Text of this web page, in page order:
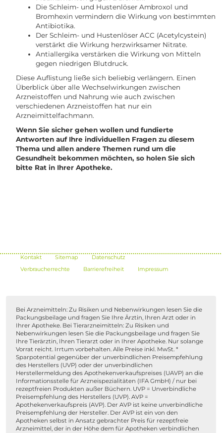
Die Schleim- und Hustenlöser Ambroxol und
Bromhexin vermindern die Wirkung von bestimmten
Antibiotika.
Der Schleim- und Hustenlöser ACC (Acetylcystein)
verstärkt die Wirkung herzwirksamer Nitrate.
Antiallergika verstärken die Wirkung von Mitteln
gegen niedrigen Blutdruck.
Diese Auflistung ließe sich beliebig verlängern. Einen
Überblick über alle Wechselwirkungen zwischen
Arzneistoffen und Nahrung wie auch zwischen
verschiedenen Arzneistoffen hat nur ein
Arzneimittelfachmann.
Wenn Sie sicher gehen wollen und fundierte
Antworten auf Ihre individuellen Fragen zu diesem
Thema und allen andere Themen rund um die
Gesundheit bekommen möchten, so holen Sie sich
bitte Rat in Ihrer Apotheke.
Kontakt Sitemap
Datenschutz
Verbraucherrechte
Barrierefreiheit Impressum
Bei Arzneimitteln: Zu Risiken und Nebenwirkungen lesen Sie die
Packungsbeilage und fragen Sie Ihre Ärztin, Ihren Arzt oder in
Ihrer Apotheke. Bei Tierarzneimitteln: Zu Risiken und
Nebenwirkungen lesen Sie die Packungsbeilage und fragen Sie
Ihre Tierärztin, Ihren Tierarzt oder in Ihrer Apotheke. Nur solange
Vorrat reicht. Irrtum vorbehalten. Alle Preise inkl. MwSt. *
Sparpotential gegenüber der unverbindlichen Preisempfehlung
des Herstellers (UVP) oder der unverbindlichen
Herstellermeldung des Apothekenverkaufspreises (UAVP) an die
Informationsstelle für Arzneispezialitäten (IFA GmbH) / nur bei
rezeptfreien Produkten außer Büchern. UVP = Unverbindliche
Preisempfehlung des Herstellers (UVP). AVP =
Apothekenverkaufspreis (AVP). Der AVP ist keine unverbindliche
Preisempfehlung der Hersteller. Der AVP ist ein von den
Apotheken selbst in Ansatz gebrachter Preis für rezeptfreie
Arzneimittel, der in der Höhe dem für Apotheken verbindlichen